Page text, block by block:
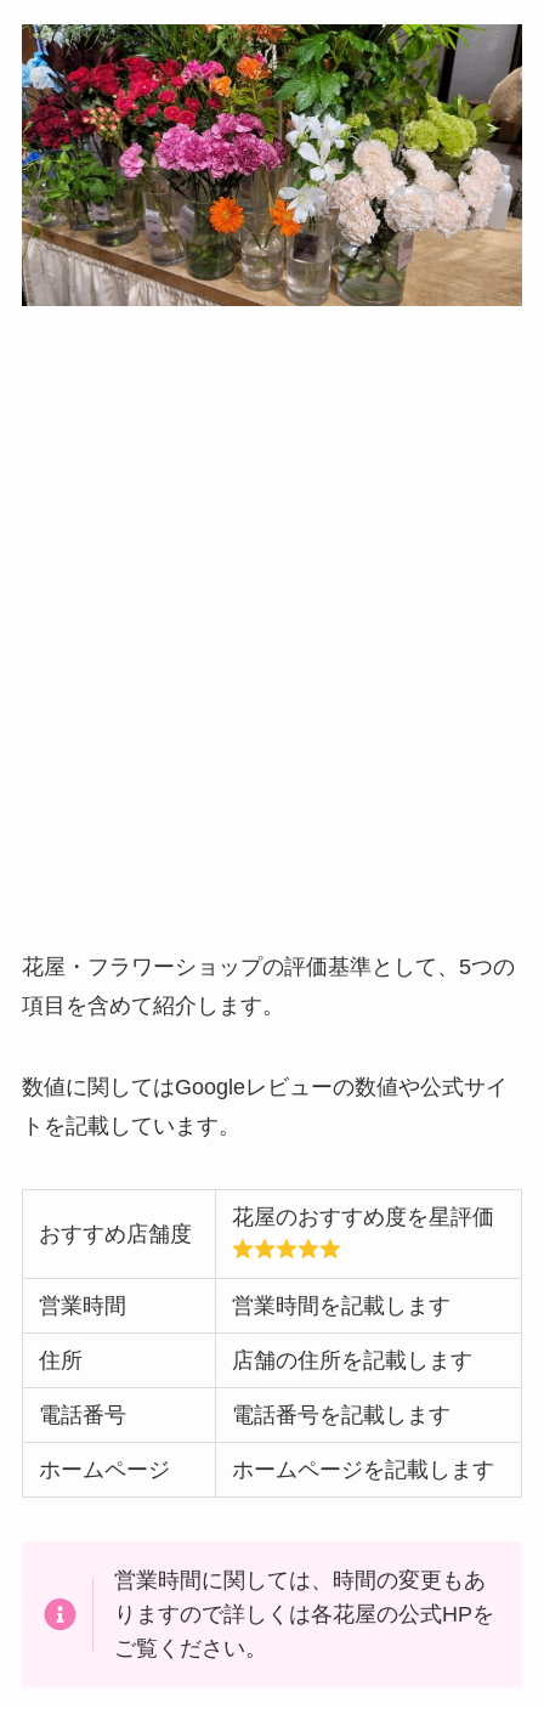
花屋・フラワーショップの評価基準として、5つの
項目を含めて紹介します。
数値に関してはGoogleレビューの数値や公式サイ
トを記載しています。
おすすめ店舗度
花屋のおすすめ度を星評価
営業時間 営業時間を記載します
住所 店舗の住所を記載します
電話番号 電話番号を記載します
ホームページ ホームページを記載します
営業時間に関しては、時間の変更もあ
りますので詳しくは各花屋の公式HPを
ご覧ください。